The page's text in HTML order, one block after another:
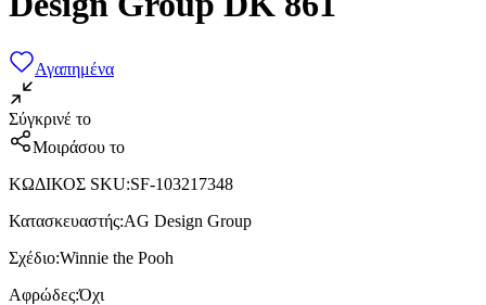
Αγαπημένα
Σύγκρινέ το
Μοιράσου το
ΚΩΔΙΚΟΣ SKU:SF-103217348
Κατασκευαστής:AG Design Group
Σχέδιο:Winnie the Pooh
Αφρώδες:Όχι